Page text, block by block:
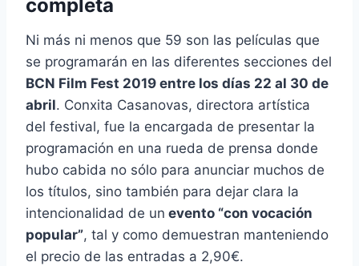
completa
Ni más ni menos que 59 son las películas que
se programarán en las diferentes secciones del
BCN Film Fest 2019 entre los días 22 al 30 de
abril. Conxita Casanovas, directora artística
del festival, fue la encargada de presentar la
programación en una rueda de prensa donde
hubo cabida no sólo para anunciar muchos de
los títulos, sino también para dejar clara la
intencionalidad de un evento “con vocación
popular”, tal y como demuestran manteniendo
el precio de las entradas a 2,90€.